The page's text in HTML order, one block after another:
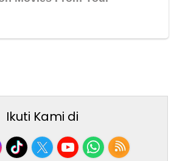
Ikuti Kami di